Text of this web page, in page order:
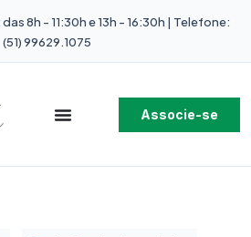
8h - 11:30h e 13h - 16:30h | Telefone:
(51) 99629.1075
Associe-se